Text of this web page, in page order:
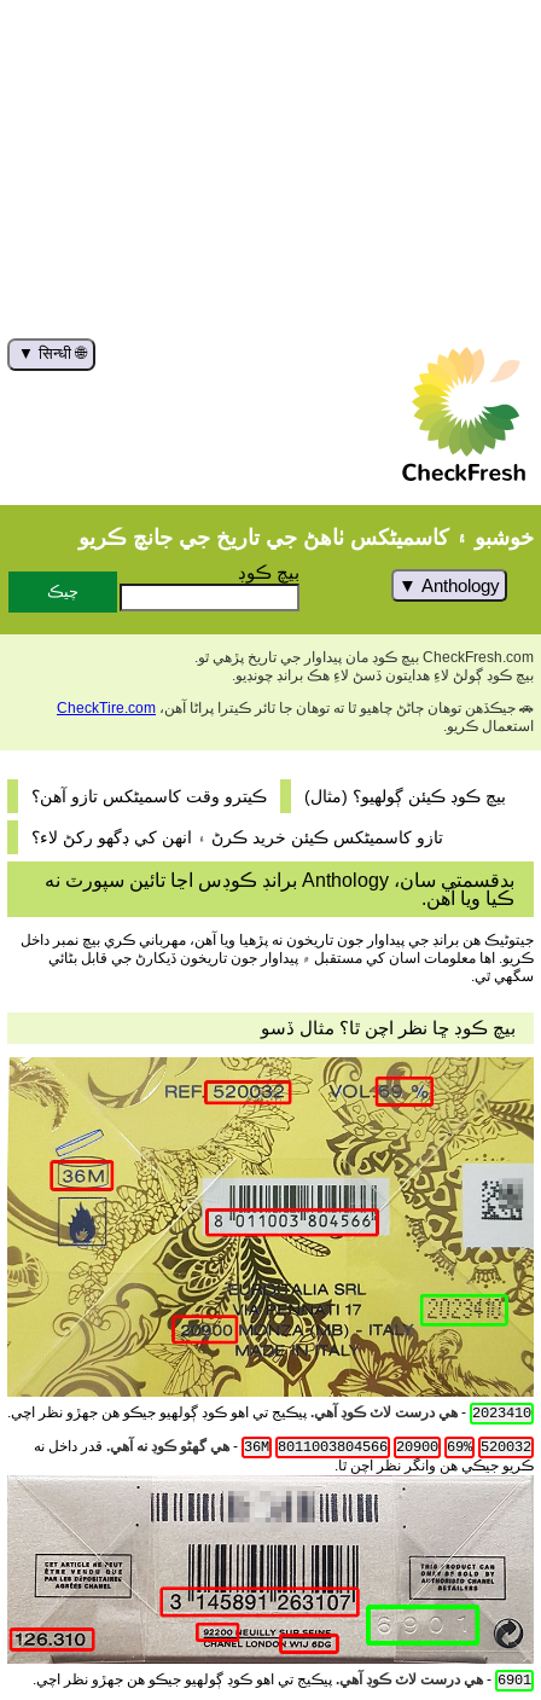
🌐 सिन्धी
خوشبو ۽ کاسمیٹکس ٺاهڻ جي تاريخ جي جانچ ڪريو
Anthology
بيچ ڪوڊ
CheckFresh.com بيچ ڪوڊ مان پيداوار جي تاريخ پڙهي ٿو.
بيچ ڪوڊ ڳولڻ لاءِ هدايتون ڏسڻ لاءِ هڪ برانڊ چونڊيو.
🚗 جيڪڏهن توهان ڄاڻڻ چاهيو ٿا ته توهان جا ٽائر ڪيترا پراڻا آهن، CheckTire.com
استعمال ڪريو.
ڪيترو وقت کاسمیٹکس تازو آھن؟ بيچ ڪوڊ ڪيئن ڳولھيو؟ (مثال)
تازو کاسمیٹکس ڪيئن خريد ڪرڻ ۽ انهن کي ڊگهو رکڻ لاء؟
بدقسمتي سان، Anthology برانڊ ڪوڊس اڃا تائين سپورٽ نه
ڪيا ويا آهن.
جيتوڻيڪ هن برانڊ جي پيداوار جون تاريخون نه پڙهيا ويا آهن، مهرباني ڪري بيچ نمبر داخل
ڪريو. اها معلومات اسان کي مستقبل ۾ پيداوار جون تاريخون ڏيکارڻ جي قابل بڻائي
سگھي ٿي.
بيچ ڪوڊ ڇا نظر اچن ٿا؟ مثال ڏسو
2023410
- هي درست لاٽ ڪوڊ آهي. پيڪيج تي اهو ڪوڊ ڳولهيو جيڪو هن جهڙو نظر اچي.
520032
69%
36M 8011003804566 20900
- هي گهڻو ڪوڊ نه آهي. قدر داخل نه
ڪريو جيڪي هن وانگر نظر اچن ٿا.
6901
- هي درست لاٽ ڪوڊ آهي. پيڪيج تي اهو ڪوڊ ڳولهيو جيڪو هن جهڙو نظر اچي.